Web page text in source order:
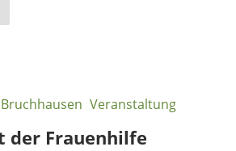
zu
Bruchhausen Veranstaltung
der Frauenhilfe